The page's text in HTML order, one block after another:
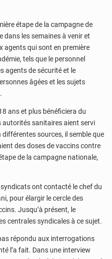
étape de la campagne de
les semaines à venir et
agents qui sont en première
tels que le personnel
agents de sécurité et le
âgées et les sujets
ans et plus bénéficiera du
autorités sanitaires aient servi
différentes sources, il semble que
des doses de vaccins contre
de la campagne nationale,
ont contacté le chef du
pour élargir le cercle des
Jusqu’à présent, le
centrales syndicales à ce sujet.
répondu aux interrogations
l’a fait. Dans une interview